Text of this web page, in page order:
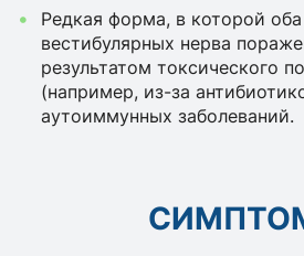
Редкая форма, в которой
вестибулярных нерва
результатом токсического
(например, из-за
аутоиммунных заболеваний.